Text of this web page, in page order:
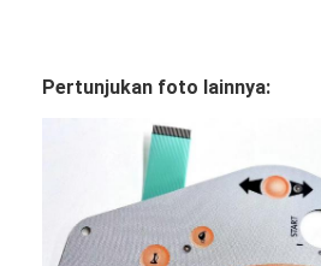
Switch Membran Pencetakan
Saklar Membran yang Terpancar
Hamparan Grafis
Pertunjukan foto lainnya: